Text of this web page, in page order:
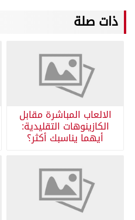
ذات صلة
الالعاب المباشرة مقابل
الكازينوهات التقليدية:
أيهما يناسبك أكثر؟